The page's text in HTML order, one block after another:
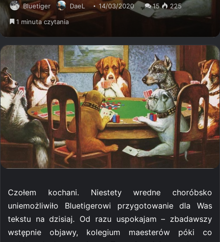
Bluetiger DaeL 14/03/2020 15
225
1 minuta czytania
Czołem kochani. Niestety wredne choróbsko
uniemożliwiło Bluetigerowi przygotowanie dla Was
tekstu na dzisiaj. Od razu uspokajam – zbadawszy
wstępnie objawy, kolegium maesterów póki co